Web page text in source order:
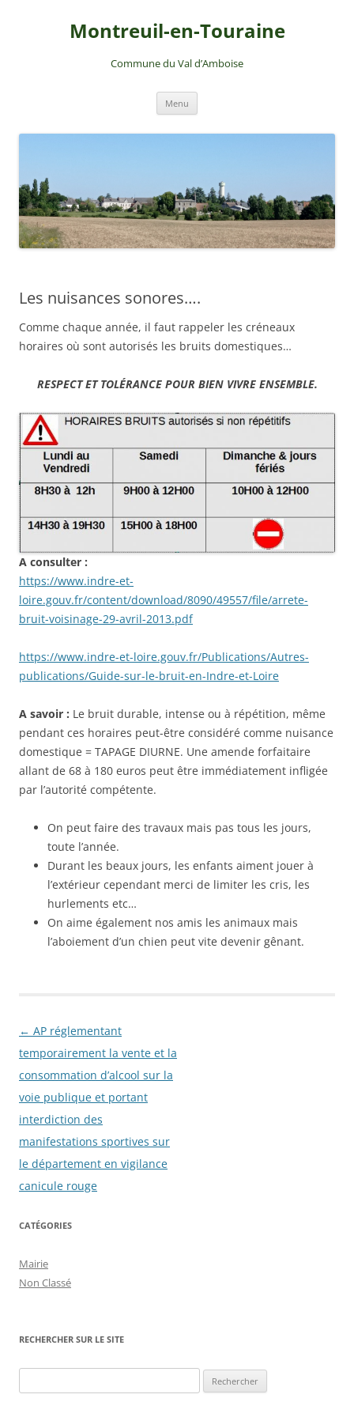
Montreuil-en-Touraine
Commune du Val d’Amboise
Menu
Les nuisances sonores….
Comme chaque année, il faut rappeler les créneaux
horaires où sont autorisés les bruits domestiques…
RESPECT ET TOLÉRANCE POUR BIEN VIVRE ENSEMBLE.
A consulter :
https://www.indre-et-
loire.gouv.fr/content/download/8090/49557/file/arrete-
bruit-voisinage-29-avril-2013.pdf
https://www.indre-et-loire.gouv.fr/Publications/Autres-
publications/Guide-sur-le-bruit-en-Indre-et-Loire
A savoir : Le bruit durable, intense ou à répétition, même
pendant ces horaires peut-être considéré comme nuisance
domestique = TAPAGE DIURNE. Une amende forfaitaire
allant de 68 à 180 euros peut être immédiatement infligée
par l’autorité compétente.
On peut faire des travaux mais pas tous les jours,
toute l’année.
Durant les beaux jours, les enfants aiment jouer à
l’extérieur cependant merci de limiter les cris, les
hurlements etc…
On aime également nos amis les animaux mais
l’aboiement d’un chien peut vite devenir gênant.
Navigation
des
articles
← AP réglementant
temporairement la vente et la
consommation d’alcool sur la
voie publique et portant
interdiction des
manifestations sportives sur
le département en vigilance
canicule rouge
CATÉGORIES
Mairie
Non Classé
RECHERCHER SUR LE SITE